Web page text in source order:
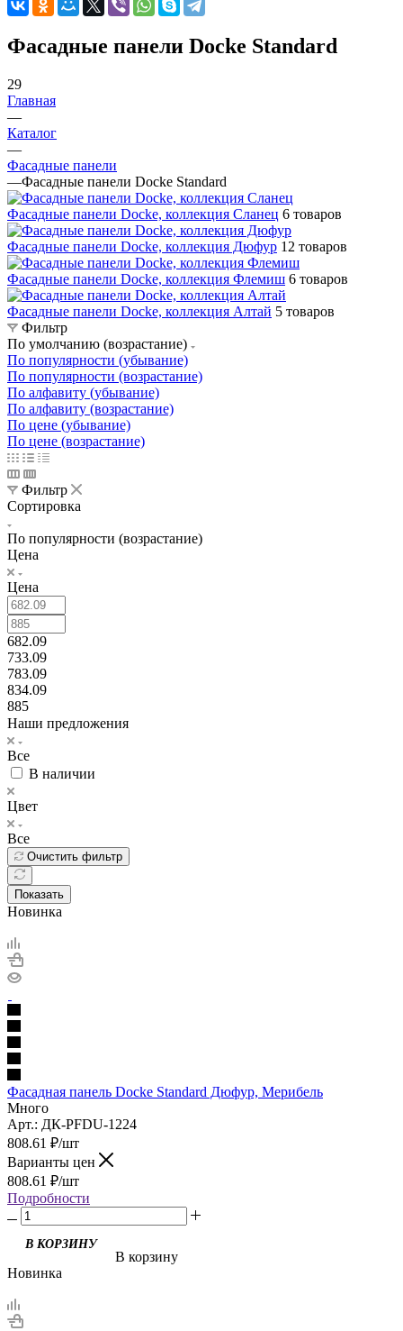
Фасадные панели Docke Standard
29
Главная
—
Каталог
—
Фасадные панели
—Фасадные панели Docke Standard
Фасадные панели Docke, коллекция Сланец 6 товаров
Фасадные панели Docke, коллекция Дюфур 12 товаров
Фасадные панели Docke, коллекция Флемиш 6 товаров
Фасадные панели Docke, коллекция Алтай 5 товаров
Фильтр
По умолчанию (возрастание)
По популярности (убывание)
По популярности (возрастание)
По алфавиту (убывание)
По алфавиту (возрастание)
По цене (убывание)
По цене (возрастание)
Фильтр
Сортировка
По популярности (возрастание)
Цена
Цена
682.09
733.09
783.09
834.09
885
Наши предложения
Все
В наличии
Цвет
Все
Очистить фильтр
Показать
Новинка
Фасадная панель Docke Standard Дюфур, Мерибель
Много
Арт.: ДК-PFDU-1224
808.61 ₽/шт
Варианты цен
808.61 ₽/шт
Подробности
В корзину
Новинка